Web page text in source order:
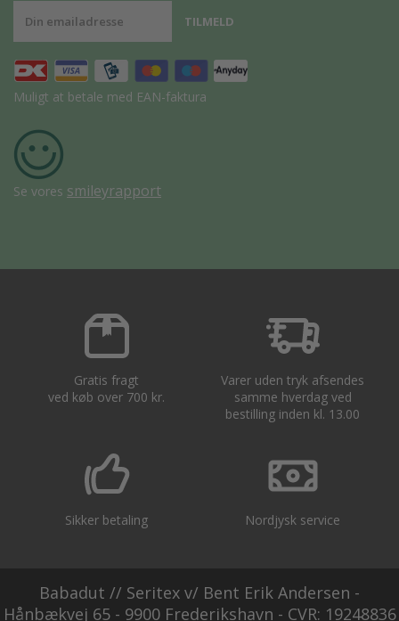
Muligt at betale med EAN-faktura
Se vores smileyrapport
Gratis fragt
ved køb over 700 kr.
Varer uden tryk afsendes
samme hverdag ved
bestilling inden kl. 13.00
Sikker betaling Nordjysk service
Babadut // Seritex v/ Bent Erik Andersen -
Hånbækvej 65 - 9900 Frederikshavn - CVR: 19248836